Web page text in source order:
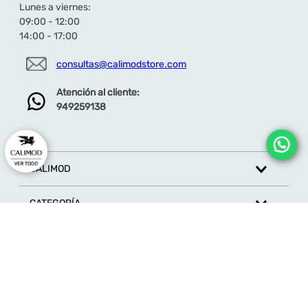
Lunes a viernes:
09:00 - 12:00
14:00 - 17:00
consultas@calimodstore.com
Atención al cliente:
949259138
CALIMOD
CATEGORÍA